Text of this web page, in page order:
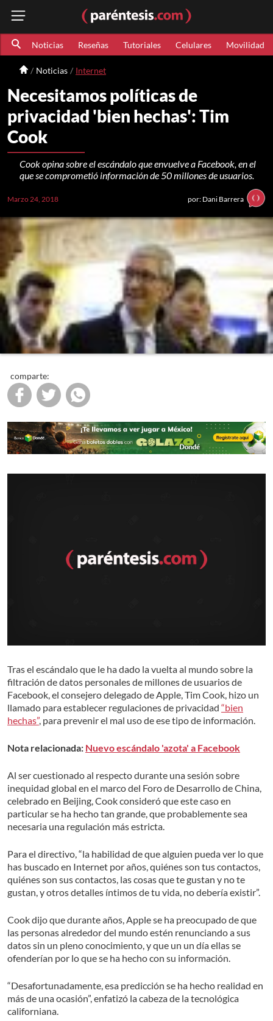
Noticias Reseñas Tutoriales Celulares Movilidad
Noticias Internet
Necesitamos políticas de
privacidad 'bien hechas': Tim
Cook
Cook opina sobre el escándalo que envuelve a Facebook, en el
que se comprometió información de 50 millones de usuarios.
Marzo 24, 2018 por: Dani Barrera
comparte:
Tras el escándalo que le ha dado la vuelta al mundo sobre la
filtración de datos personales de millones de usuarios de
Facebook, el consejero delegado de Apple, Tim Cook, hizo un
llamado para establecer regulaciones de privacidad “bien
hechas”, para prevenir el mal uso de ese tipo de información.
Nota relacionada: Nuevo escándalo 'azota' a Facebook
Al ser cuestionado al respecto durante una sesión sobre
inequidad global en el marco del Foro de Desarrollo de China,
celebrado en Beijing, Cook consideró que este caso en
particular se ha hecho tan grande, que probablemente sea
necesaria una regulación más estricta.
Para el directivo, “la habilidad de que alguien pueda ver lo que
has buscado en Internet por años, quiénes son tus contactos,
quiénes son sus contactos, las cosas que te gustan y no te
gustan, y otros detalles íntimos de tu vida, no debería existir”.
Cook dijo que durante años, Apple se ha preocupado de que
las personas alrededor del mundo estén renunciando a sus
datos sin un pleno conocimiento, y que un un día ellas se
ofenderían por lo que se ha hecho con su información.
“Desafortunadamente, esa predicción se ha hecho realidad en
más de una ocasión”, enfatizó la cabeza de la tecnológica
californiana.